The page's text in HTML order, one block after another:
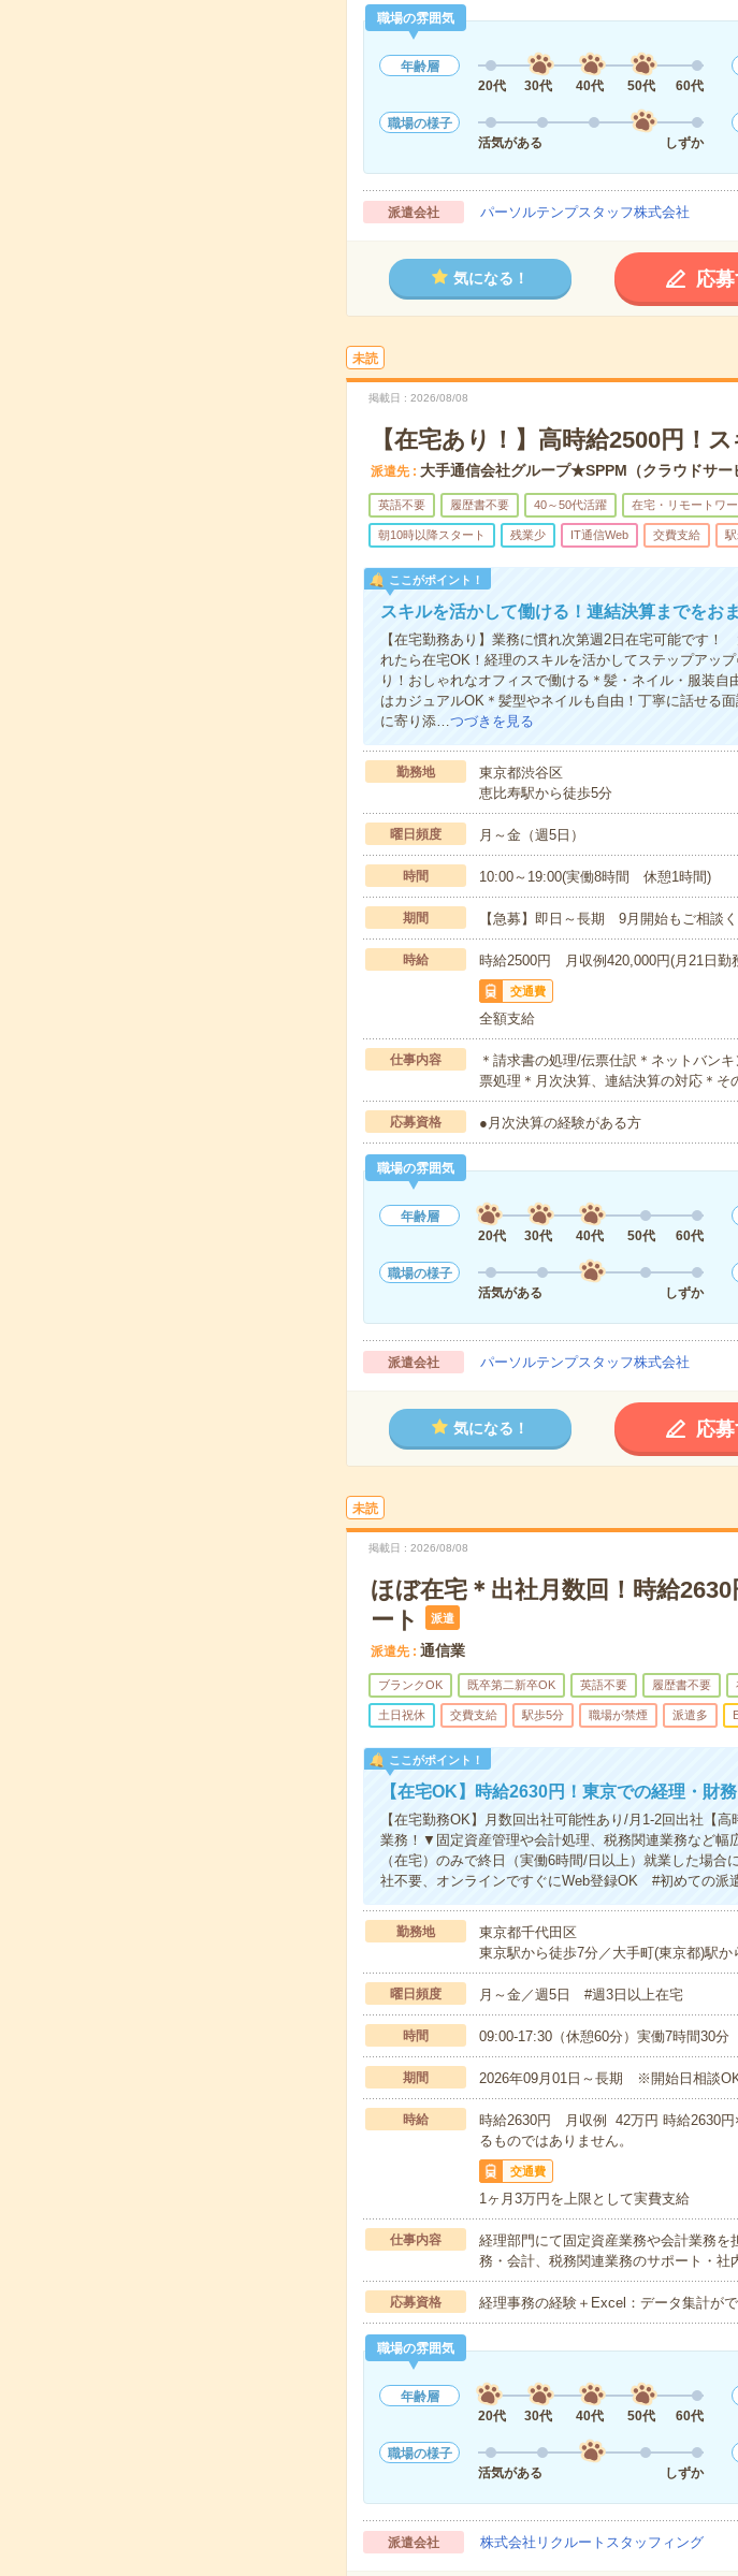
職場の雰囲気
年齢層
20代
30代 40代 50代 60代
職場の様子
活気がある
しずか
派遣会社 パーソルテンプスタッフ株式会社
気になる！ 応
未読
掲載日 2026/08/08
【在宅あり！】高時給2500円！
派遣先 大手通信会社グループ★SPPM（クラウドサー
英語不要 履歴書不要 40～50代活躍 在宅・リモートワー
朝10時以降スタート 残業少 IT通信Web 交費支給
ここがポイント！
スキルを活かして働ける！連結決算までをお
【在宅勤務あり】業務に慣れ次第週2日在宅可能です
れたら在宅OK！経理のスキルを活かしてステップアッ
り！おしゃれなオフィスで働ける＊髪・ネイル・服装
はカジュアルOK＊髪型やネイルも自由！丁寧に話せる
に寄り添…つづきを見る
勤務地
東京都渋谷区
恵比寿駅から徒歩5分
曜日頻度 月～金（週5日）
時間 10:00～19:00(実働8時間 休憩1時間)
期間 【急募】即日～長期 9月開始もご相談
時給 時給2500円 月収例420,000円(月21日勤
交通費
全額支給
仕事内容
＊請求書の処理/伝票仕訳＊ネットバン
票処理＊月次決算、連結決算の対応＊
応募資格 ●月次決算の経験がある方
職場の雰囲気
年齢層
20代
30代 40代 50代 60代
職場の様子
活気がある
しずか
派遣会社 パーソルテンプスタッフ株式会社
気になる！ 応
未読
掲載日 2026/08/08
ほぼ在宅＊出社月数回！時給
ート
派遣
派遣先 通信業
ブランクOK 既卒第二新卒OK 英語不要 履歴書不要
土日祝休 交費支給 駅歩5分 職場が禁煙 派遣多
ここがポイント！
【在宅OK】時給2630円！東京での経理・財
【在宅勤務OK】月数回出社可能性あり/月1-2回出社【
業務！▼固定資産管理や会計処理、税務関連業務など幅
（在宅）のみで終日（実働6時間/日以上）就業した場
社不要、オンラインですぐにWeb登録OK #初めての
勤務地
東京都千代田区
東京駅から徒歩7分／大手町(東京都)駅
曜日頻度 月～金／週5日 #週3日以上在宅
時間 09:00-17:30（休憩60分）実働7時間30分
期間 2026年09月01日～長期 ※開始日相談
時給
時給2630円 月収例 42万円 時給2630
るものではありません。
交通費
1ヶ月3万円を上限として実費支給
仕事内容
経理部門にて固定資産業務や会計業務
務・会計、税務関連業務のサポート・
応募資格 経理事務の経験＋Excel：データ集計が
職場の雰囲気
年齢層
20代
30代 40代 50代 60代
職場の様子
活気がある
しずか
派遣会社 株式会社リクルートスタッフィング